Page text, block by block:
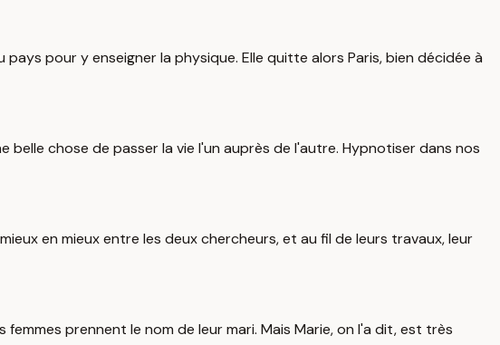
pour y enseigner la physique. Elle quitte alors Paris, bien décidée à
belle chose de passer la vie l'un auprès de l'autre. Hypnotiser dans nos
en mieux entre les deux chercheurs, et au fil de leurs travaux, leur
prennent le nom de leur mari. Mais Marie, on l'a dit, est très